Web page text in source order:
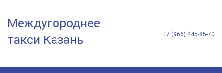
Междугороднее
такси Казань
+7 (966) 445-85-70